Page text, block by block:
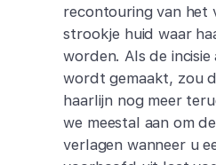
recontouring van het
strookje huid waar
worden. Als de
wordt gemaakt, zou
haarlijn nog meer
we meestal aan om
verlagen wanneer u